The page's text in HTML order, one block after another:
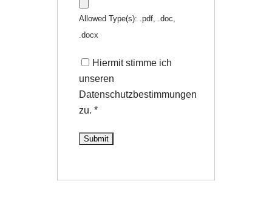
Allowed Type(s): .pdf, .doc,
.docx
Hiermit stimme ich
unseren
Datenschutzbestimmungen
zu. *